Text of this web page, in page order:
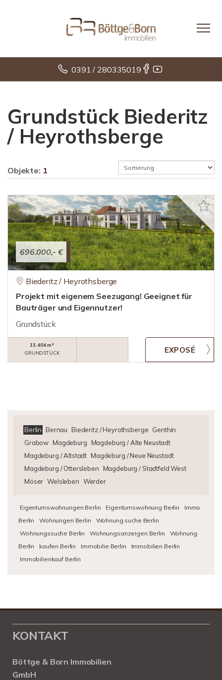
0391 / 280335019
Grundstück Biederitz
/ Heyrothsberge
Objekte: 1
696.000,- €
Biederitz / Heyrothsberge
Projekt mit eigenem Seezugang! Geeignet für
Bauträger und Eigennutzer!
Grundstück
13.404 m²
GRUNDSTÜCK
Berlin Bernau Biederitz / Heyrothsberge Genthin
Grabow Magdeburg Magdeburg / Alte Neustadt
Magdeburg / Altstadt Magdeburg / Neue Neustadt
Magdeburg / Ottersleben Magdeburg / Stadtfeld West
Möser Welsleben Werder
Eigentumswohnungen Berlin Eigentumswohnung Berlin
Immo
Berlin
Wohnungen Berlin
Wohnung suche Berlin
Wohnungssuche Berlin
Wohnungsanzeigen Berlin
Wohnung
Berlin
kaufen Berlin Immobilie Berlin
Immobilien Berlin
Immobilienkauf Berlin
KONTAKT
Böttge & Born Immobilien
GmbH